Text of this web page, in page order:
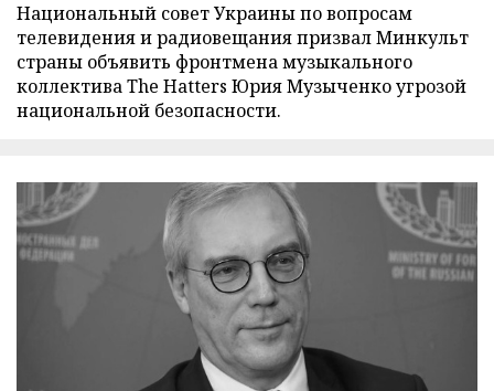
Национальный совет Украины по вопросам
телевидения и радиовещания призвал Минкульт
страны объявить фронтмена музыкального
коллектива The Hatters Юрия Музыченко угрозой
национальной безопасности.